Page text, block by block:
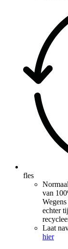
fles
van
echter
Laat
hier